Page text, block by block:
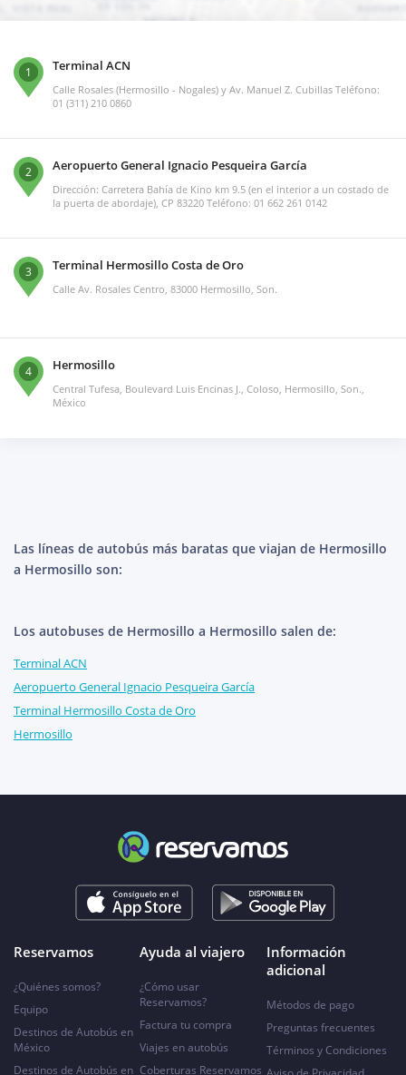
1 Terminal ACN
Calle Rosales (Hermosillo - Nogales) y Av. Manuel Z. Cubillas Teléfono:
01 (311) 210 0860
2 Aeropuerto General Ignacio Pesqueira García
Dirección: Carretera Bahía de Kino km 9.5 (en el interior a un costado de
la puerta de abordaje), CP 83220 Teléfono: 01 662 261 0142
3 Terminal Hermosillo Costa de Oro
Calle Av. Rosales Centro, 83000 Hermosillo, Son.
4 Hermosillo
Central Tufesa, Boulevard Luis Encinas J., Coloso, Hermosillo, Son.,
México
Las líneas de autobús más baratas que viajan de Hermosillo
a Hermosillo son:
Los autobuses de Hermosillo a Hermosillo salen de:
Terminal ACN
Aeropuerto General Ignacio Pesqueira García
Terminal Hermosillo Costa de Oro
Hermosillo
Reservamos
¿Quiénes somos?
Equipo
Destinos de Autobús en
México
Destinos de Autobús en
Ayuda al viajero
¿Cómo usar
Reservamos?
Factura tu compra
Viajes en autobús
Coberturas Reservamos
Información
adicional
Métodos de pago
Preguntas frecuentes
Términos y Condiciones